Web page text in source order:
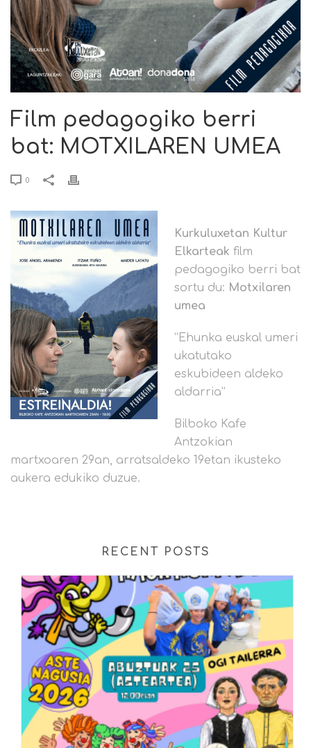
Film pedagogiko berri
bat: MOTXILAREN UMEA
0
Kurkuluxetan Kultur
Elkarteak film
pedagogiko berri bat
sortu du: Motxilaren
umea
“Ehunka euskal umeri
ukatutako
eskubideen aldeko
aldarria”
Bilboko Kafe
Antzokian
martxoaren 29an, arratsaldeko 19etan ikusteko
aukera edukiko duzue.
RECENT POSTS